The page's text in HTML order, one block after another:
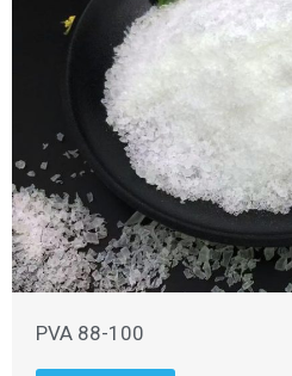
PVA 88-100